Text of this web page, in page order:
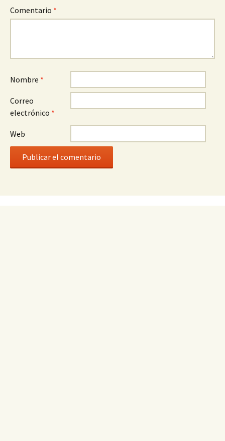
Comentario *
Nombre *
Correo
electrónico *
Web